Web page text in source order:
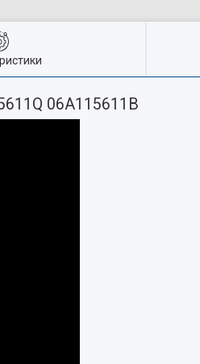
06A115611B